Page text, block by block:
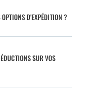
D'EXPÉDITION ?
SUR VOS